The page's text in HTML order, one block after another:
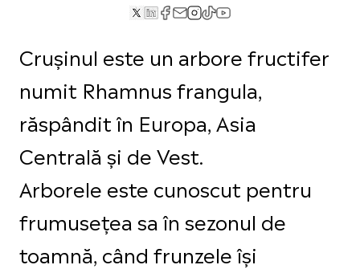
Crușinul este un arbore fructifer
numit Rhamnus frangula,
răspândit în Europa, Asia
Centrală și de Vest.
Arborele este cunoscut pentru
frumusețea sa în sezonul de
toamnă, când frunzele își